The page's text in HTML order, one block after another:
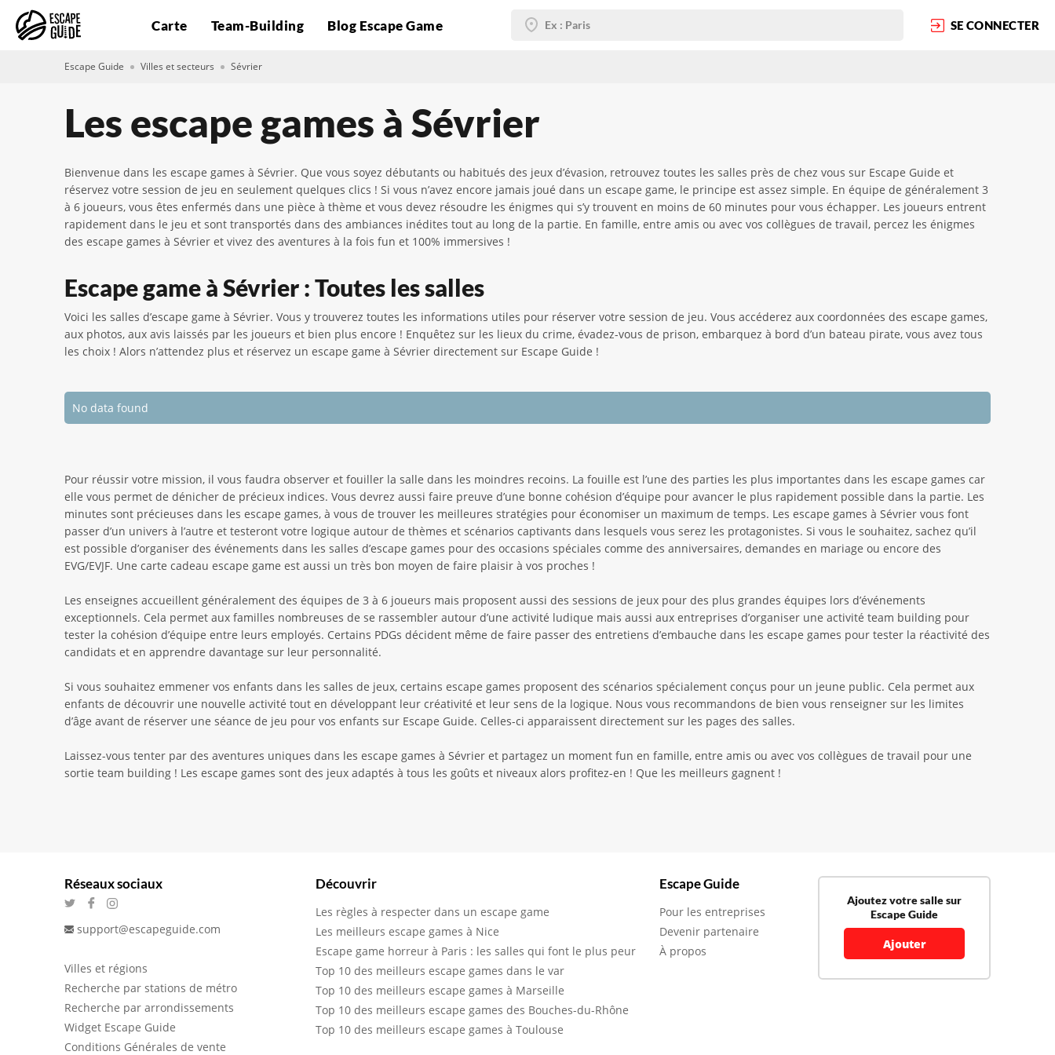
Carte Team-Building Blog Escape Game SE CONNECTER
Escape Guide Villes et secteurs Sévrier
Les escape games à Sévrier
Bienvenue dans les escape games à Sévrier. Que vous soyez débutants ou habitués des jeux d’évasion, retrouvez toutes les salles près de chez vous sur Escape Guide et
réservez votre session de jeu en seulement quelques clics ! Si vous n’avez encore jamais joué dans un escape game, le principe est assez simple. En équipe de généralement 3
à 6 joueurs, vous êtes enfermés dans une pièce à thème et vous devez résoudre les énigmes qui s’y trouvent en moins de 60 minutes pour vous échapper. Les joueurs entrent
rapidement dans le jeu et sont transportés dans des ambiances inédites tout au long de la partie. En famille, entre amis ou avec vos collègues de travail, percez les énigmes
des escape games à Sévrier et vivez des aventures à la fois fun et 100% immersives !
Escape game à Sévrier : Toutes les salles
Voici les salles d’escape game à Sévrier. Vous y trouverez toutes les informations utiles pour réserver votre session de jeu. Vous accéderez aux coordonnées des escape games,
aux photos, aux avis laissés par les joueurs et bien plus encore ! Enquêtez sur les lieux du crime, évadez-vous de prison, embarquez à bord d’un bateau pirate, vous avez tous
les choix ! Alors n’attendez plus et réservez un escape game à Sévrier directement sur Escape Guide !
No data found
Pour réussir votre mission, il vous faudra observer et fouiller la salle dans les moindres recoins. La fouille est l’une des parties les plus importantes dans les escape games car
elle vous permet de dénicher de précieux indices. Vous devrez aussi faire preuve d’une bonne cohésion d’équipe pour avancer le plus rapidement possible dans la partie. Les
minutes sont précieuses dans les escape games, à vous de trouver les meilleures stratégies pour économiser un maximum de temps. Les escape games à Sévrier vous font
passer d’un univers à l’autre et testeront votre logique autour de thèmes et scénarios captivants dans lesquels vous serez les protagonistes. Si vous le souhaitez, sachez qu’il
est possible d’organiser des événements dans les salles d’escape games pour des occasions spéciales comme des anniversaires, demandes en mariage ou encore des
EVG/EVJF. Une carte cadeau escape game est aussi un très bon moyen de faire plaisir à vos proches !
Les enseignes accueillent généralement des équipes de 3 à 6 joueurs mais proposent aussi des sessions de jeux pour des plus grandes équipes lors d’événements
exceptionnels. Cela permet aux familles nombreuses de se rassembler autour d’une activité ludique mais aussi aux entreprises d’organiser une activité team building pour
tester la cohésion d’équipe entre leurs employés. Certains PDGs décident même de faire passer des entretiens d’embauche dans les escape games pour tester la réactivité des
candidats et en apprendre davantage sur leur personnalité.
Si vous souhaitez emmener vos enfants dans les salles de jeux, certains escape games proposent des scénarios spécialement conçus pour un jeune public. Cela permet aux
enfants de découvrir une nouvelle activité tout en développant leur créativité et leur sens de la logique. Nous vous recommandons de bien vous renseigner sur les limites
d’âge avant de réserver une séance de jeu pour vos enfants sur Escape Guide. Celles-ci apparaissent directement sur les pages des salles.
Laissez-vous tenter par des aventures uniques dans les escape games à Sévrier et partagez un moment fun en famille, entre amis ou avec vos collègues de travail pour une
sortie team building ! Les escape games sont des jeux adaptés à tous les goûts et niveaux alors profitez-en ! Que les meilleurs gagnent !
Réseaux sociaux
support@escapeguide.com
Villes et régions
Recherche par stations de métro
Recherche par arrondissements
Widget Escape Guide
Conditions Générales de vente
Découvrir
Les règles à respecter dans un escape game
Les meilleurs escape games à Nice
Escape game horreur à Paris : les salles qui font le plus peur
Top 10 des meilleurs escape games dans le var
Top 10 des meilleurs escape games à Marseille
Top 10 des meilleurs escape games des Bouches-du-Rhône
Top 10 des meilleurs escape games à Toulouse
Escape Guide
Pour les entreprises
Devenir partenaire
À propos
Ajoutez votre salle sur
Escape Guide
Ajouter